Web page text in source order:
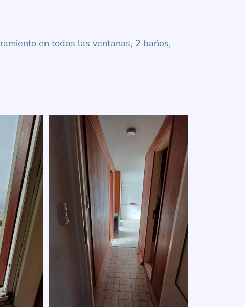
en todas las ventanas, 2 baños,